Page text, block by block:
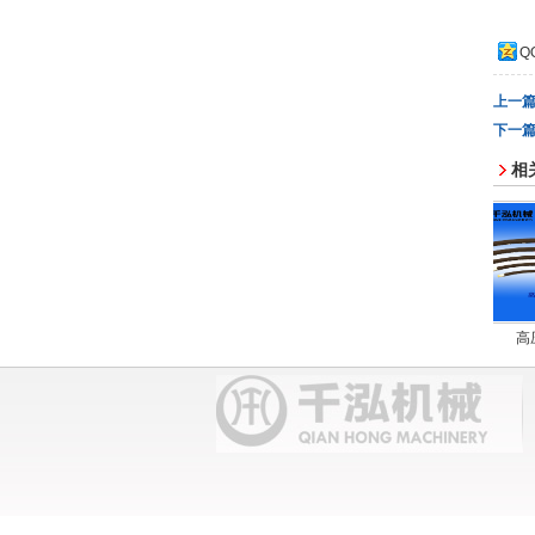
上一
下一
相
高压